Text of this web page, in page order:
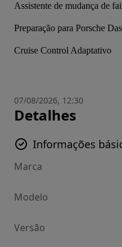
Assistente de mudança de
Preparação para Porsche
Cruise Control Adaptativo
07/08/2026, 12:30
Detalhes
Informações
Marca
Modelo
Versão